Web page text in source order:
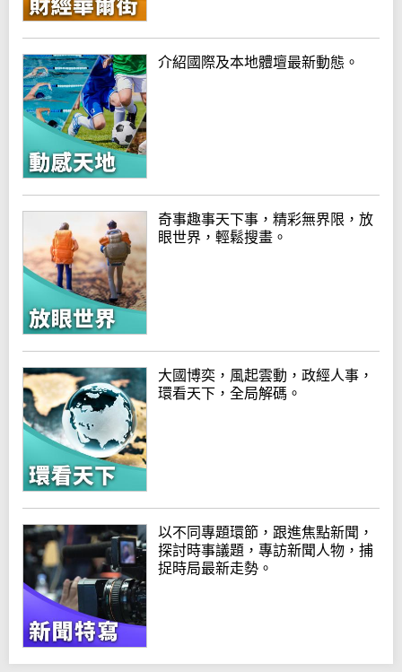
介紹國際及本地體壇最新動態。
奇事趣事天下事，精彩無界限，放
眼世界，輕鬆搜畫。
大國博奕，風起雲動，政經人事，
環看天下，全局解碼。
以不同專題環節，跟進焦點新聞，
探討時事議題，專訪新聞人物，捕
捉時局最新走勢。